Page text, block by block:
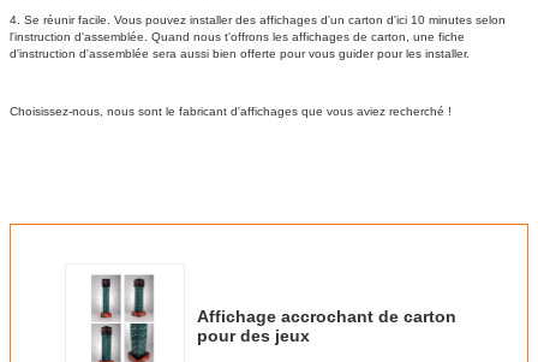
4. Se réunir facile. Vous pouvez installer des affichages d'un carton d'ici 10 minutes selon
l'instruction d'assemblée. Quand nous t'offrons les affichages de carton, une fiche
d'instruction d'assemblée sera aussi bien offerte pour vous guider pour les installer.
Choisissez-nous, nous sont le fabricant d'affichages que vous aviez recherché !
Affichage accrochant de carton
pour des jeux